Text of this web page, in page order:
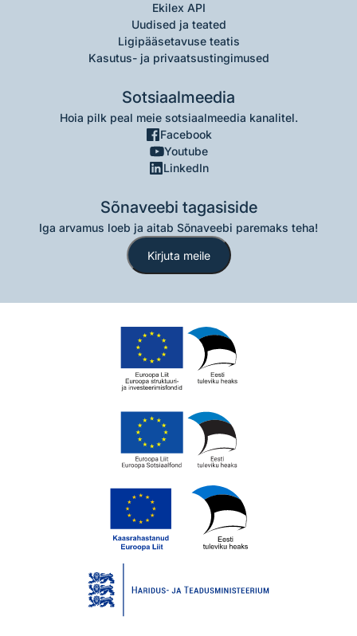
Ekilex API
Uudised ja teated
Ligipääsetavuse teatis
Kasutus- ja privaatsustingimused
Sotsiaalmeedia
Hoia pilk peal meie sotsiaalmeedia kanalitel.
Facebook
Youtube
LinkedIn
Sõnaveebi tagasiside
Iga arvamus loeb ja aitab Sõnaveebi paremaks teha!
Kirjuta meile